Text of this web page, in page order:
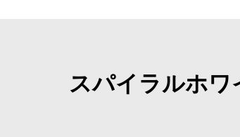
スパイラルホ